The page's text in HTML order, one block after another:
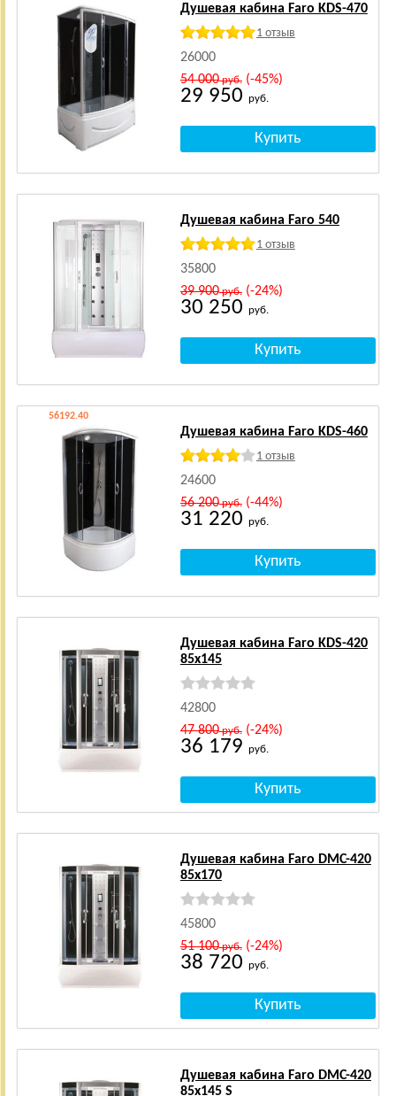
Душевая кабина Faro KDS-470
1 отзыв
26000
54 000руб.(-45%)
29 950 руб.
Душевая кабина Faro 540
1 отзыв
35800
39 900руб.(-24%)
30 250 руб.
56192.40
Душевая кабина Faro KDS-460
1 отзыв
24600
56 200руб.(-44%)
31 220 руб.
Душевая кабина Faro KDS-420
85x145
42800
47 800руб.(-24%)
36 179 руб.
Душевая кабина Faro DMC-420
85x170
45800
51 100руб.(-24%)
38 720 руб.
Душевая кабина Faro DMC-420
85x145 S